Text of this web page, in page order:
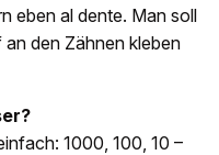
eben al dente. Man soll
den Zähnen kleben
1000, 100, 10 –